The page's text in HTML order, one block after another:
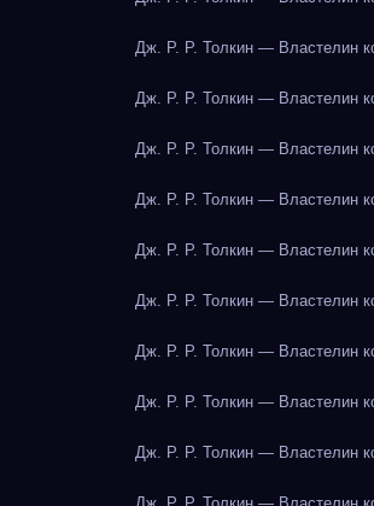
Дж. Р. Р. Толкин — Властелин
Дж. Р. Р. Толкин — Властелин
Дж. Р. Р. Толкин — Властелин
Дж. Р. Р. Толкин — Властелин
Дж. Р. Р. Толкин — Властелин
Дж. Р. Р. Толкин — Властелин
Дж. Р. Р. Толкин — Властелин
Дж. Р. Р. Толкин — Властелин
Дж. Р. Р. Толкин — Властелин